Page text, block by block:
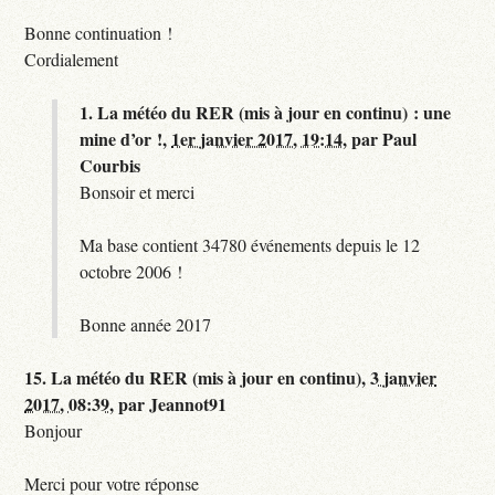
Bonne continuation !
Cordialement
1.La météo du RER (mis à jour en continu) : une
mine d’or !, 1er janvier 2017, 19:14,parPaul
Courbis
Bonsoir et merci
Ma base contient 34780 événements depuis le 12
octobre 2006 !
Bonne année 2017
15.La météo du RER (mis à jour en continu),3 janvier
2017, 08:39,parJeannot91
Bonjour
Merci pour votre réponse